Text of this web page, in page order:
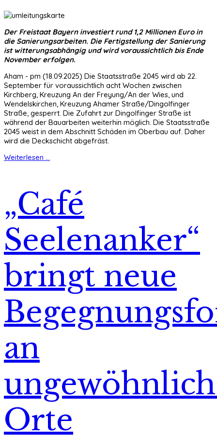
Der Freistaat Bayern investiert rund 1,2 Millionen Euro in
die Sanierungsarbeiten. Die Fertigstellung der Sanierung
ist witterungsabhängig und wird voraussichtlich bis Ende
November erfolgen.
Aham - pm (18.09.2025) Die Staatsstraße 2045 wird ab 22.
September für voraussichtlich acht Wochen zwischen
Kirchberg, Kreuzung An der Freyung/An der Wies, und
Wendelskirchen, Kreuzung Ahamer Straße/Dingolfinger
Straße, gesperrt. Die Zufahrt zur Dingolfinger Straße ist
während der Bauarbeiten weiterhin möglich. Die Staatsstraße
2045 weist in dem Abschnitt Schäden im Oberbau auf. Daher
wird die Deckschicht abgefräst.
Weiterlesen ...
„Café
Seelenanker“
bringt neue
an
Orte